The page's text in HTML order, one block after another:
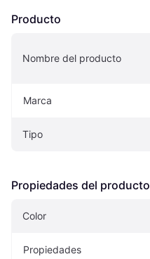
Producto
Nombre del producto
Marca
Tipo
Propiedades del producto
Color
Propiedades